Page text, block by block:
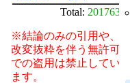
Total: 201763
※結論のみの引用や、
改変抜粋を伴う無許可
での盗用は禁止してい
ます。